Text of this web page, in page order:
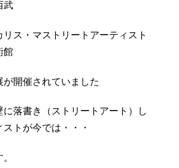
プライバシーポリシー
武
リス・マストリートアーティスト
館
開催されていました
に落書き（ストリートアート）し
トが今では・・・